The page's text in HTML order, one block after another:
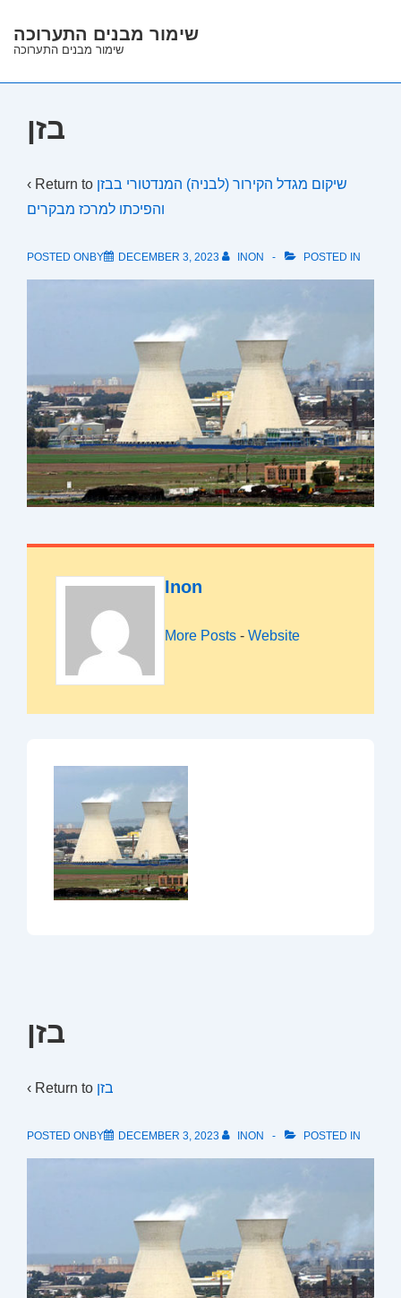
Skip
Main
שימור מבנים התערוכה
שימור מבנים התערוכה
בזן
‹ Return to שיקום מגדל הקירור (לבניה) המנדטורי בבזן
והפיכתו למרכז מבקרים
POSTED ONBY DECEMBER 3, 2023 INON POSTED IN
Inon
More Posts - Website
בזן
‹ Return to בזן
POSTED ONBY DECEMBER 3, 2023 INON POSTED IN